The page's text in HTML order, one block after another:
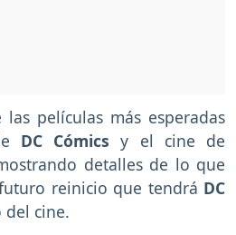
películas más esperadas
DC Cómics y el cine de
detalles de lo que
reinicio que tendrá DC
del cine.